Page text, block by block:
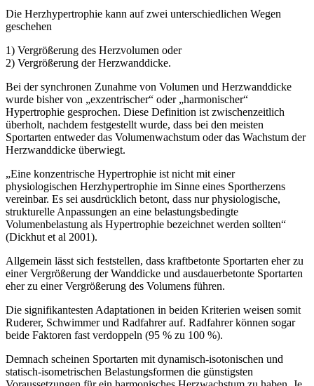
Die Herzhypertrophie kann auf zwei unterschiedlichen Wegen
geschehen
1) Vergrößerung des Herzvolumen oder
2) Vergrößerung der Herzwanddicke.
Bei der synchronen Zunahme von Volumen und Herzwanddicke
wurde bisher von „exzentrischer“ oder „harmonischer“
Hypertrophie gesprochen. Diese Definition ist zwischenzeitlich
überholt, nachdem festgestellt wurde, dass bei den meisten
Sportarten entweder das Volumenwachstum oder das Wachstum der
Herzwanddicke überwiegt.
„Eine konzentrische Hypertrophie ist nicht mit einer
physiologischen Herzhypertrophie im Sinne eines Sportherzens
vereinbar. Es sei ausdrücklich betont, dass nur physiologische,
strukturelle Anpassungen an eine belastungsbedingte
Volumenbelastung als Hypertrophie bezeichnet werden sollten“
(Dickhut et al 2001).
Allgemein lässt sich feststellen, dass kraftbetonte Sportarten eher zu
einer Vergrößerung der Wanddicke und ausdauerbetonte Sportarten
eher zu einer Vergrößerung des Volumens führen.
Die signifikantesten Adaptationen in beiden Kriterien weisen somit
Ruderer, Schwimmer und Radfahrer auf. Radfahrer können sogar
beide Faktoren fast verdoppeln (95 % zu 100 %).
Demnach scheinen Sportarten mit dynamisch-isotonischen und
statisch-isometrischen Belastungsformen die günstigsten